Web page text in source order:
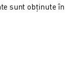
sunt obținute în